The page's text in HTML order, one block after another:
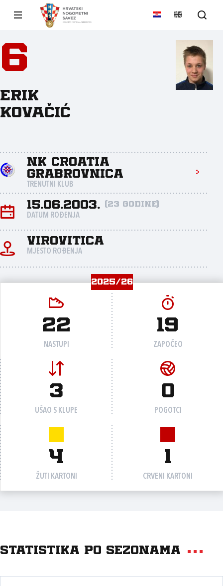
6
Erik
Kovačić
NK Croatia
Grabrovnica
TRENUTNI KLUB
15.06.2003. (23 godine)
DATUM ROĐENJA
Virovitica
MJESTO ROĐENJA
2025/26
22
NASTUPI
19
ZAPOČEO
3
UŠAO S KLUPE
0
POGOTCI
4
ŽUTI KARTONI
1
CRVENI KARTONI
Statistika po sezonama